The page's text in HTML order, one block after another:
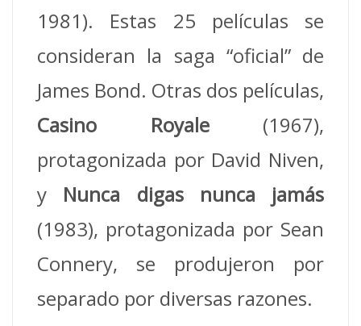
1981). Estas 25 películas se
consideran la saga “oficial” de
James Bond. Otras dos películas,
Casino Royale(1967),
protagonizada por David Niven,
y Nunca digas nunca jamás
(1983), protagonizada por Sean
Connery, se produjeron por
separado por diversas razones.